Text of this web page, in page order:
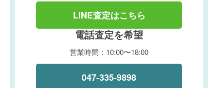
LINE査定はこちら
電話査定を希望
営業時間：10:00〜18:00
047-335-9898